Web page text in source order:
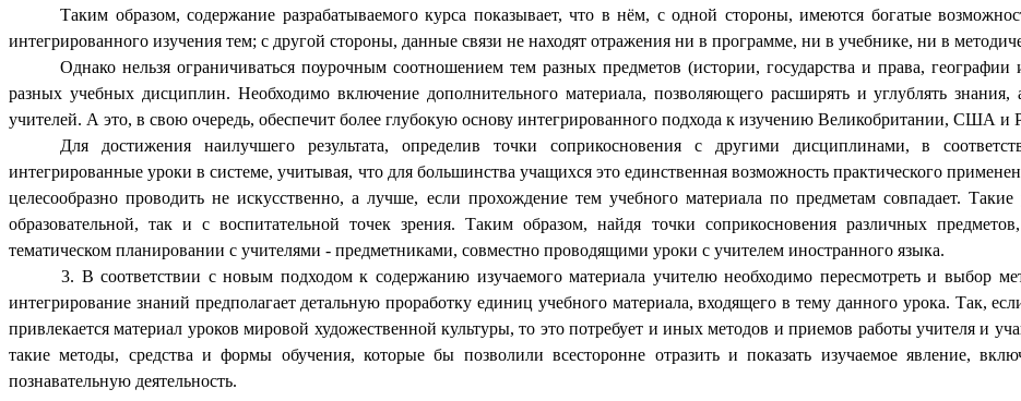
Таким образом, содержание разрабатываемого курса показывает, что в нём, с одной стороны, имеются богатые
интегрированного изучения тем; с другой стороны, данные связи не находят отражения ни в программе, ни в учебнике, ни в
Однако нельзя ограничиваться поурочным соотношением тем разных предметов (истории, государства и права,
разных учебных дисциплин. Необходимо включение дополнительного материала, позволяющего расширять и углублять знания,
учителей. А это, в свою очередь, обеспечит более глубокую основу интегрированного подхода к изучению Великобритании, США и
Для достижения наилучшего результата, определив точки соприкосновения с другими дисциплинами, в
интегрированные уроки в системе, учитывая, что для большинства учащихся это единственная возможность практического
целесообразно проводить не искусственно, а лучше, если прохождение тем учебного материала по предметам совпадает.
образовательной, так и с воспитательной точек зрения. Таким образом, найдя точки соприкосновения различных
тематическом планировании с учителями - предметниками, совместно проводящими уроки с учителем иностранного языка.
3. В соответствии с новым подходом к содержанию изучаемого материала учителю необходимо пересмотреть и выбор
интегрирование знаний предполагает детальную проработку единиц учебного материала, входящего в тему данного урока. Так,
привлекается материал уроков мировой художественной культуры, то это потребует и иных методов и приемов работы учителя и
такие методы, средства и формы обучения, которые бы позволили всесторонне отразить и показать изучаемое явление,
познавательную деятельность.